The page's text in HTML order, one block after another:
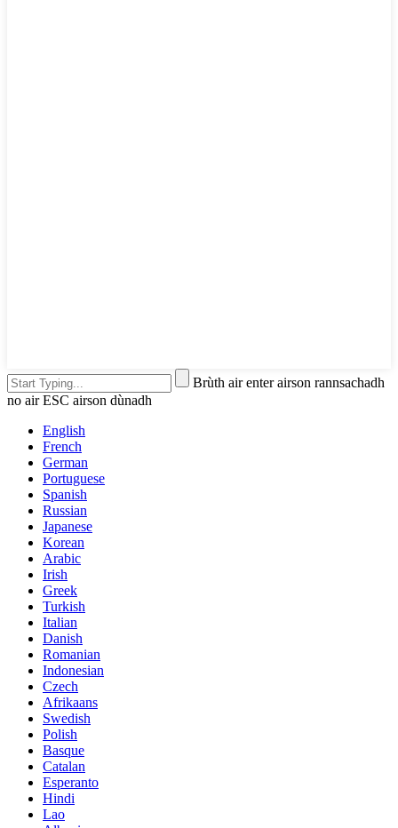
Brùth air enter airson rannsachadh
no air ESC airson dùnadh
English
French
German
Portuguese
Spanish
Russian
Japanese
Korean
Arabic
Irish
Greek
Turkish
Italian
Danish
Romanian
Indonesian
Czech
Afrikaans
Swedish
Polish
Basque
Catalan
Esperanto
Hindi
Lao